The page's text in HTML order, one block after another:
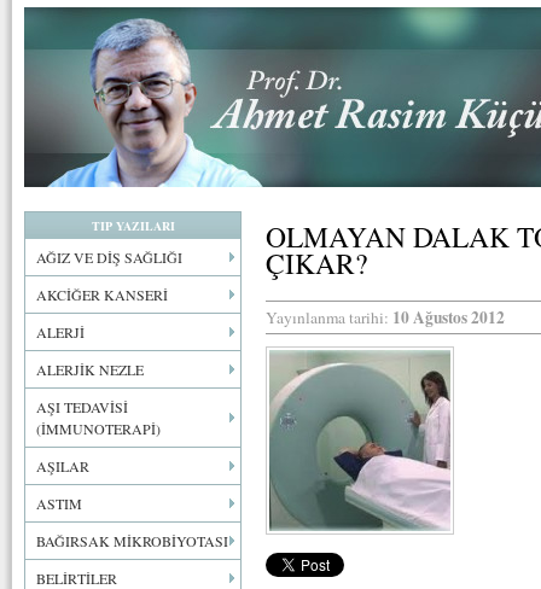
TIP YAZILARI
AĞIZ VE DİŞ SAĞLIĞI
AKCİĞER KANSERİ
ALERJİ
ALERJİK NEZLE
AŞI TEDAVİSİ
(İMMUNOTERAPİ)
AŞILAR
ASTIM
BAĞIRSAK MİKROBİYOTASI
BELİRTİLER
OLMAYAN DALAK
ÇIKAR?
Yayınlanma tarihi: 10 Ağustos 2012